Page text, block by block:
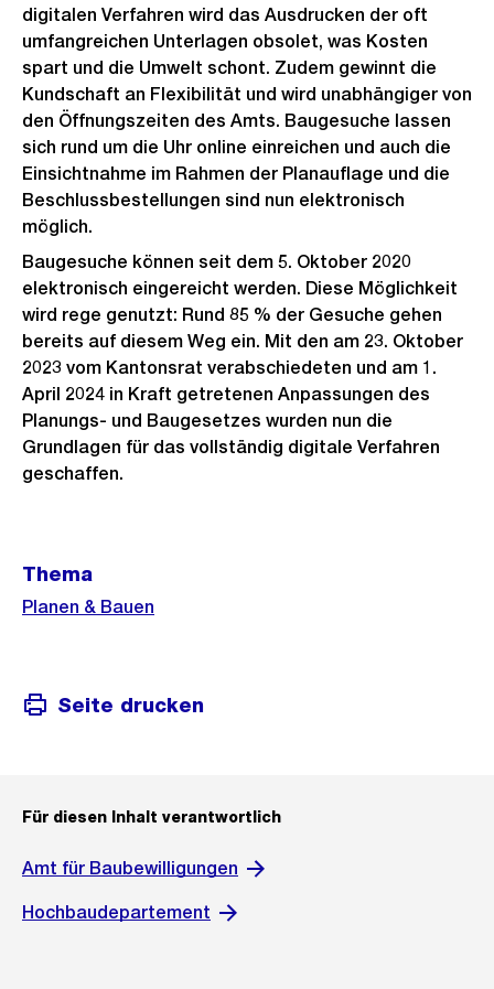
digitalen Verfahren wird das Ausdrucken der oft
umfangreichen Unterlagen obsolet, was Kosten
spart und die Umwelt schont. Zudem gewinnt die
Kundschaft an Flexibilität und wird unabhängiger von
den Öffnungszeiten des Amts. Baugesuche lassen
sich rund um die Uhr online einreichen und auch die
Einsichtnahme im Rahmen der Planauflage und die
Beschlussbestellungen sind nun elektronisch
möglich.
Baugesuche können seit dem 5. Oktober 2020
elektronisch eingereicht werden. Diese Möglichkeit
wird rege genutzt: Rund 85 % der Gesuche gehen
bereits auf diesem Weg ein. Mit den am 23. Oktober
2023 vom Kantonsrat verabschiedeten und am 1.
April 2024 in Kraft getretenen Anpassungen des
Planungs- und Baugesetzes wurden nun die
Grundlagen für das vollständig digitale Verfahren
geschaffen.
Informationen
Thema
Planen & Bauen
Seite drucken
Für diesen Inhalt verantwortlich
Amt für Baubewilligungen
Hochbaudepartement